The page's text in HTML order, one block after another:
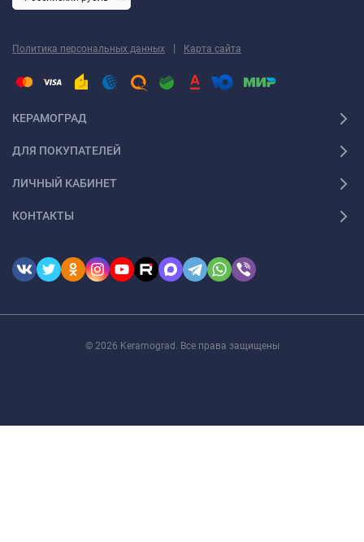
Политика персональных данных | Карта сайта
КЕРАМОГРАД
ДЛЯ ПОКУПАТЕЛЕЙ
ЛИЧНЫЙ КАБИНЕТ
КОНТАКТЫ
© 2026 Keramograd. Все права защищены